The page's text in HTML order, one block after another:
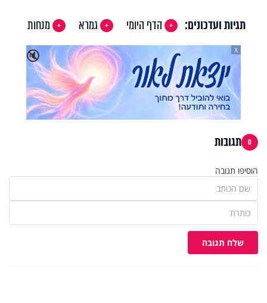
תגיות ועדכונים: הדף היומי גמרא
מנחות
🔇
X
0 תגובות
הוסיפו תגובה
שלח תגובה